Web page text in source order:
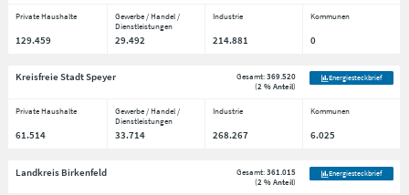
Private Haushalte
Gewerbe / Handel /
Dienstleistungen
Industrie Kommunen
129.459 29.492 214.881 0
Kreisfreie Stadt Speyer Gesamt:369.520
(2 % Anteil)
Energiesteckbrief
Private Haushalte
Gewerbe / Handel /
Dienstleistungen
Industrie Kommunen
61.514 33.714 268.267 6.025
Landkreis Birkenfeld Gesamt:361.015
(2 % Anteil)
Energiesteckbrief